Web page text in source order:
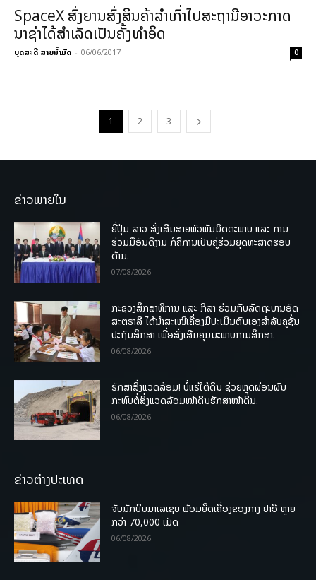
SpaceX ສົ່ງຍານສົ່ງສິນຄ້າລຳເກົ່າໄປສະຖານີອາວະກາດ
ນາຊ່າໄດ້ສຳເລັດເປັນຄັ້ງທຳອິດ
ບຸດສະດີ ສາຍນ້ຳມັດ - 06/06/2017 0
1 2 3
ຂ່າວພາຍໃນ
ຍີ່ປຸ່ນ-ລາວ ສົ່ງເສີມສາຍພົວພັນມິດຕະພາບ ແລະ ການ
ຮ່ວມມືອັນດີງາມ ກໍຄືການເປັນຄູ່ຮ່ວມຍຸດທະສາດຮອບ
ດ້ານ.
07/08/2026
ກະຊວງສຶກສາທິການ ແລະ ກິລາ ຮ່ວມກັບລັດຖະບານອົດ
ສະຕຣາລີ ໄດ້ນຳສະເໜີເຄື່ອງມືປະເມີນຕົນເອງສຳລັບຄູຊັ້ນ
ປະຖົມສຶກສາ ເພື່ອສົ່ງເສີມຄຸນນະພາບການສຶກສາ.
06/08/2026
ຮັກສາສິ່ງແວດລ້ອມ! ບໍ່ແຮ່ໃຕ້ດິນ ຊ່ວຍຫຼຸດຜ່ອນຜົນ
ກະທົບຕໍ່ສິ່ງແວດລ້ອມໜ້າດິນຮັກສາໜ້າດິນ.
06/08/2026
ຂ່າວຕ່າງປະເທດ
ຈັບນັກບິນມາເລເຊຍ ພ້ອມຍຶດເຄື່ອງຂອງກາງ ຢາອີ ຫຼາຍ
ກວ່າ 70,000 ເມັດ
06/08/2026